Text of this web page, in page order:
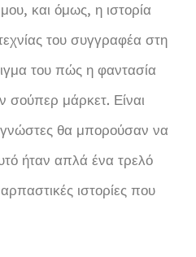
και όμως, η ιστορία
του συγγραφέα στη
του πώς η φαντασία
μάρκετ. Είναι
θα μπορούσαν να
ήταν απλά ένα τρελό
ιστορίες που